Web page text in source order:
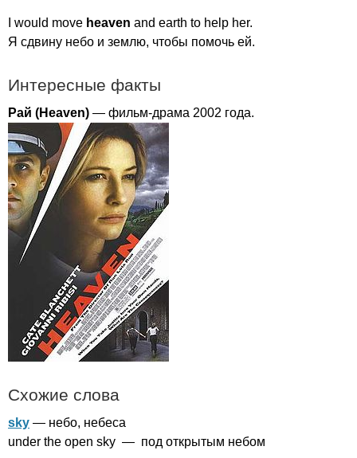
would move heaven and earth to help her.
Я сдвину небо и землю, чтобы помочь ей.
Интересные факты
Рай (Heaven) — фильм-драма 2002 года.
Схожие слова
sky — небо, небеса
under the open sky — под открытым небом